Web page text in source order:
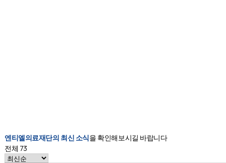
엔티엘의료재단의 최신 소식을 확인해보시길 바랍니다
전체 73